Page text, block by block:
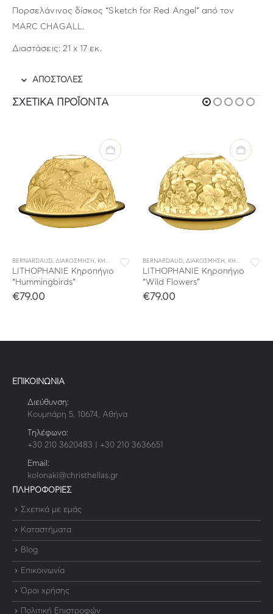
Πορσελάνινος δίσκος “Sketch for Red Angel” από τον
MARC CHAGALL.
Διαστάσεις: 21 x 17 εκ.
ΑΠΟΣΤΟΛΕΣ
ΣΧΕΤΙΚΆ ΠΡΟΪΌΝΤΑ
BERNARDAUD, ΔΙΑΚΟΣΜΗΣΗ, ΚΗΡΟΠΗΓΙΑ
LITHOPHANIE Κηροπήγιο
“Hummingbirds”
€79.00
BERNARDAUD, ΔΙΑΚΟΣΜΗΣΗ, ΚΗΡΟΠΗΓΙΑ
LITHOPHANIE Κηροπήγιο
“Wild Flowers”
€79.00
ΕΠΙΚΟΙΝΩΝΙΑ
Διεύθυνση:
Κουμπάρη 5, 10674, Αθήνα
Τηλέφωνο:
+30 210 3620483 | +30 210 3636651
Email:
kolonaki@christhellas.gr
ΠΛΗΡΟΦΟΡΙΕΣ
Σχετικά με εμάς
Καταστήματα
Blog
Επικοινωνία
Όροι χρήσης
Πολιτική Επιστροφών